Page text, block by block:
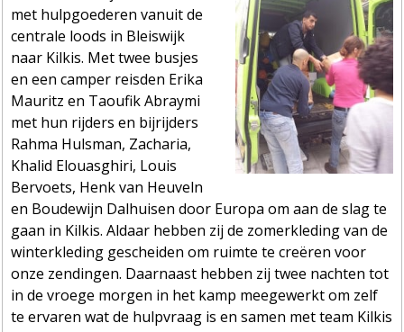
met hulpgoederen vanuit de
centrale loods in Bleiswijk
naar Kilkis. Met twee busjes
en een camper reisden Erika
Mauritz en Taoufik Abraymi
met hun rijders en bijrijders
Rahma Hulsman, Zacharia,
Khalid Elouasghiri, Louis
Bervoets, Henk van Heuveln
en Boudewijn Dalhuisen door Europa om aan de slag te
gaan in Kilkis. Aldaar hebben zij de zomerkleding van de
winterkleding gescheiden om ruimte te creëren voor
onze zendingen. Daarnaast hebben zij twee nachten tot
in de vroege morgen in het kamp meegewerkt om zelf
te ervaren wat de hulpvraag is en samen met team Kilkis